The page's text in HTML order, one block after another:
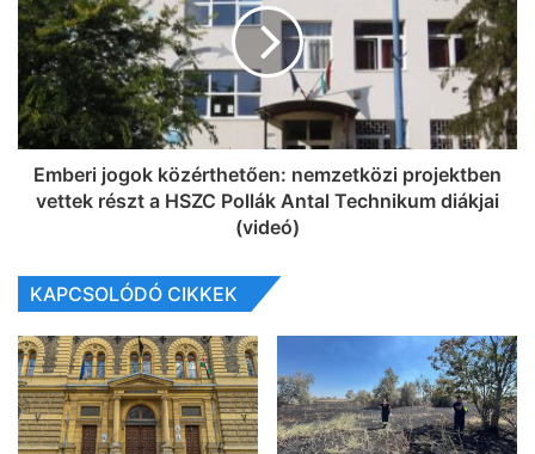
Emberi jogok közérthetően: nemzetközi projektben
vettek részt a HSZC Pollák Antal Technikum diákjai
(videó)
KAPCSOLÓDÓ CIKKEK